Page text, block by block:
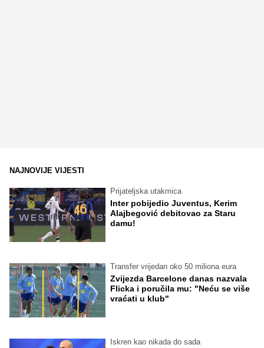
NAJNOVIJE VIJESTI
Prijateljska utakmica
Inter pobijedio Juventus, Kerim
Alajbegović debitovao za Staru
damu!
Transfer vrijedan oko 50 miliona eura
Zvijezda Barcelone danas nazvala
Flicka i poručila mu: "Neću se više
vraćati u klub"
Iskren kao nikada do sada